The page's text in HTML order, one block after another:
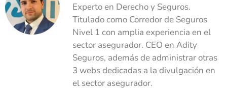
Experto en Derecho y Seguros.
Titulado como Corredor de Seguros
Nivel 1 con amplia experiencia en el
sector asegurador. CEO en Adity
Seguros, además de administrar otras
3 webs dedicadas a la divulgación en
el sector asegurador.